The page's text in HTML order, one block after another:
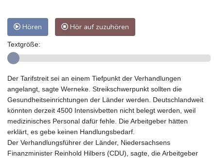
Hören Hör auf zuzuhören
Textgröße:
Der Tarifstreit sei an einem Tiefpunkt der Verhandlungen
angelangt, sagte Werneke. Streikschwerpunkt sollten die
Gesundheitseinrichtungen der Länder werden. Deutschlandweit
könnten derzeit 4500 Intensivbetten nicht belegt werden, weil
medizinisches Personal dafür fehle. Die Arbeitgeber hätten
erklärt, es gebe keinen Handlungsbedarf.
Der Verhandlungsführer der Länder, Niedersachsens
Finanzminister Reinhold Hilbers (CDU), sagte, die Arbeitgeber